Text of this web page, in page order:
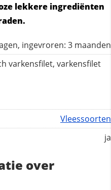
lekkere ingrediënten
ingevroren: 3 maanden
varkensfilet, varkensfilet
Vleessoorten
ja
over